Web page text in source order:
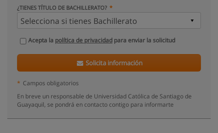
¿TIENES TÍTULO DE BACHILLERATO?
Acepta la política de privacidad para enviar la solicitud
Solicita información
* Campos obligatorios
En breve un responsable de Universidad Católica de Santiago de
Guayaquil, se pondrá en contacto contigo para informarte